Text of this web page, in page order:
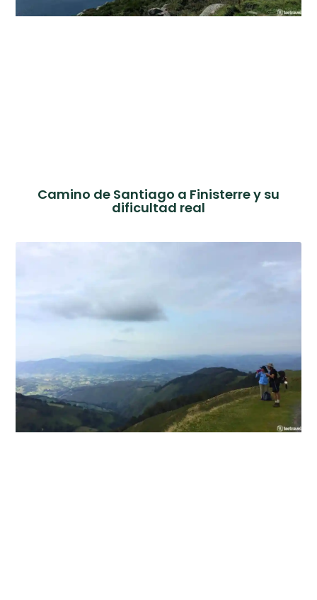
Camino de Santiago a Finisterre y su
dificultad real